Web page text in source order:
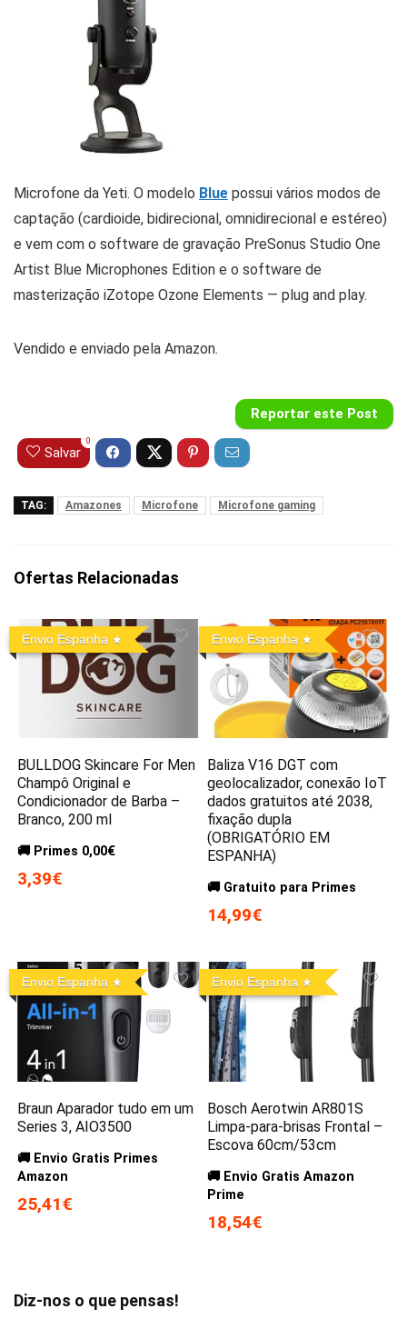
Microfone da Yeti. O modelo Blue possui vários modos de
captação (cardioide, bidirecional, omnidirecional e estéreo)
e vem com o software de gravação PreSonus Studio One
Artist Blue Microphones Edition e o software de
masterização iZotope Ozone Elements — plug and play.
Vendido e enviado pela Amazon.
Reportar este Post
Salvar
0
TAG: Amazones Microfone Microfone gaming
Ofertas Relacionadas
Envio Espanha
BULLDOG Skincare For Men
Champô Original e
Condicionador de Barba –
Branco, 200 ml
🚚 Primes 0,00€
3,39€
Envio Espanha
Baliza V16 DGT com
geolocalizador, conexão IoT
dados gratuitos até 2038,
fixação dupla
(OBRIGATÓRIO EM
ESPANHA)
🚚 Gratuito para Primes
14,99€
Envio Espanha
Braun Aparador tudo em um
Series 3, AIO3500
🚚 Envio Gratis Primes
Amazon
25,41€
Envio Espanha
Bosch Aerotwin AR801S
Limpa-para-brisas Frontal –
Escova 60cm/53cm
🚚 Envio Gratis Amazon
Prime
18,54€
Diz-nos o que pensas!